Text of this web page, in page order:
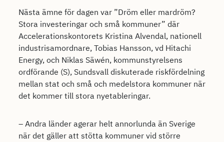
Nästa ämne för dagen var ”Dröm eller mardröm?
Stora investeringar och små kommuner” där
Accelerationskontorets Kristina Alvendal, nationell
industrisamordnare, Tobias Hansson, vd Hitachi
Energy, och Niklas Säwén, kommunstyrelsens
ordförande (S), Sundsvall diskuterade riskfördelning
mellan stat och små och medelstora kommuner när
det kommer till stora nyetableringar.
– Andra länder agerar helt annorlunda än Sverige
när det gäller att stötta kommuner vid större